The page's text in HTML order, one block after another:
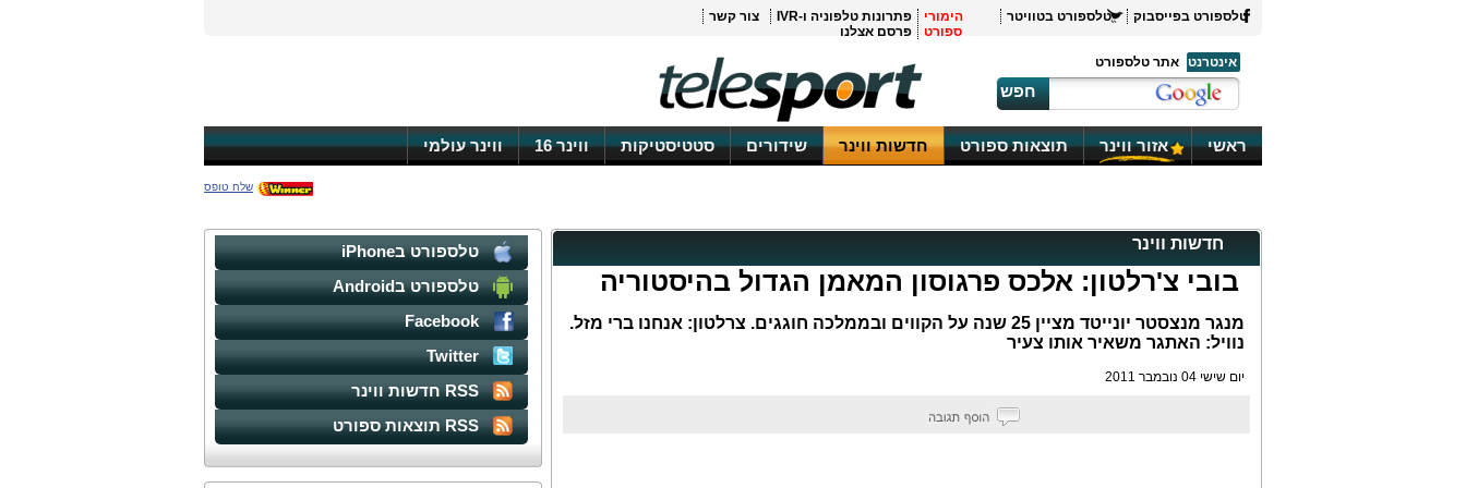
טלספורט בפייסבוק טלספורט בטוויטר
הימורי
ספורט
פתרונות טלפוניה ו-IVR
צור קשר
פרסם אצלנו
אינטרנט
אתר טלספורט
חפש
ראשי אזור ווינר תוצאות ספורט חדשות ווינר שידורים סטטיסטיקות ווינר 16 ווינר עולמי
שלח טופס
חדשות ווינר
בובי צ'רלטון: אלכס פרגוסון המאמן הגדול בהיסטוריה
מנגר מנצסטר יונייטד מציין 25 שנה על הקווים ובממלכה חוגגים. צרלטון: אנחנו ברי מזל.
נוויל: האתגר משאיר אותו צעיר
יום שישי 04 נובמבר 2011
טלספורט בiPhone
טלספורט בAndroid
Facebook
Twitter
RSS חדשות ווינר
RSS תוצאות ספורט